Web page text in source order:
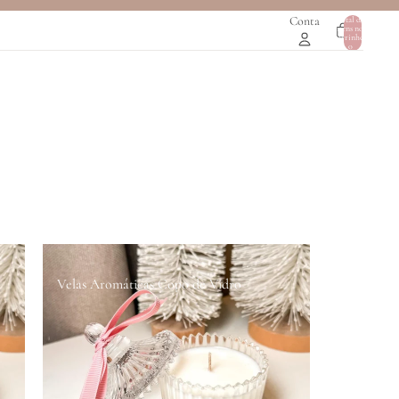
Conta
Total de
itens no
carrinho:
0
Velas Aromáticas Copo de Vidro